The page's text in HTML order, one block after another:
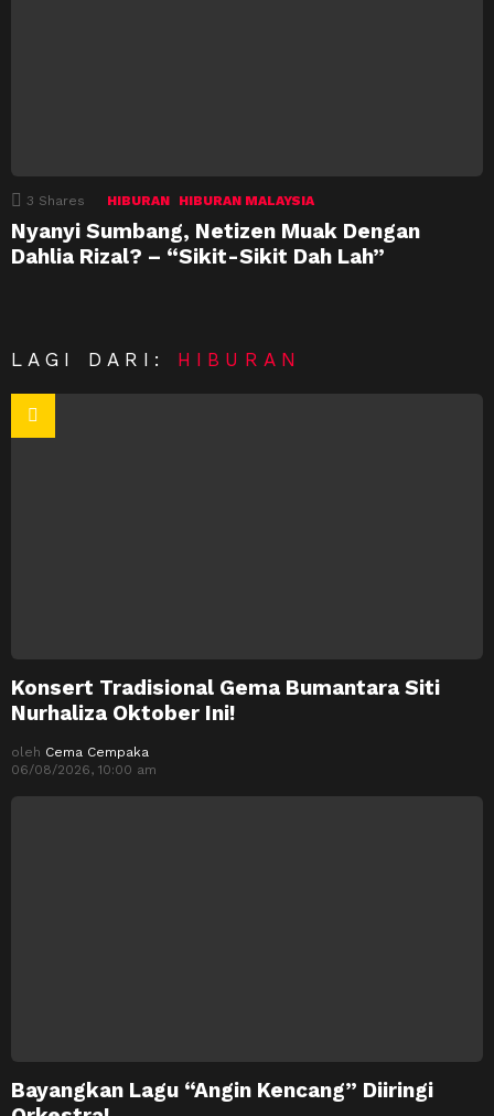
3 Shares HIBURAN HIBURAN MALAYSIA
Nyanyi Sumbang, Netizen Muak Dengan
Dahlia Rizal? – “Sikit-Sikit Dah Lah”
LAGI DARI: HIBURAN
Konsert Tradisional Gema Bumantara Siti
Nurhaliza Oktober Ini!
oleh Cema Cempaka
06/08/2026, 10:00 am
Bayangkan Lagu “Angin Kencang” Diiringi